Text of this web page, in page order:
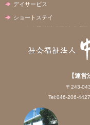
デイサービス
ショートステイ
【運
〒243-
Tel:046-206-